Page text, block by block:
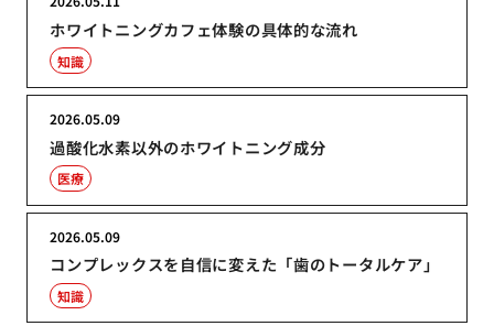
ホワイトニングカフェ体験の具体的な流れ
知識
過酸化水素以外のホワイトニング成分
2026.05.09
医療
コンプレックスを自信に変えた「歯のトータルケア」
2026.05.09
知識